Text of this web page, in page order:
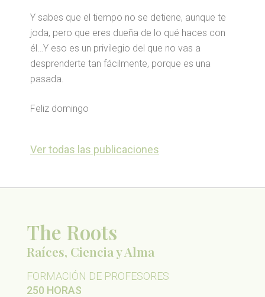
Y sabes que el tiempo no se detiene, aunque te
joda, pero que eres dueña de lo qué haces con
él…Y eso es un privilegio del que no vas a
desprenderte tan fácilmente, porque es una
pasada.
Feliz domingo
Ver todas las publicaciones
The Roots
Raíces, Ciencia y Alma
FORMACIÓN DE PROFESORES
250 HORAS